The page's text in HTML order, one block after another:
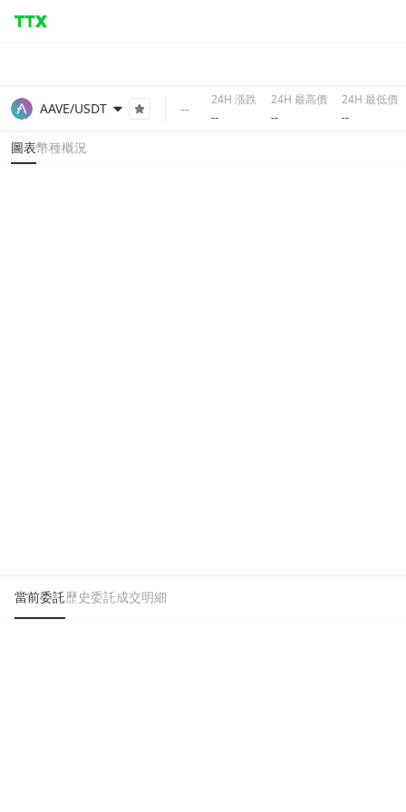
AAVE/USDT --
24H 漲跌
--
24H 最高價
--
24H 最低價
--
圖表幣種概況
當前委託歷史委託成交明細